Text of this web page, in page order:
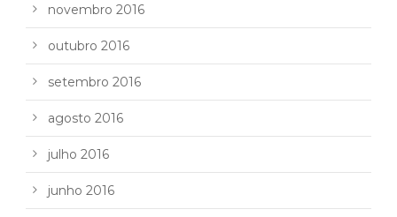
novembro 2016
outubro 2016
setembro 2016
agosto 2016
julho 2016
junho 2016